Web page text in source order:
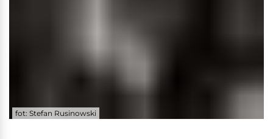
fot: Stefan Rusinowski